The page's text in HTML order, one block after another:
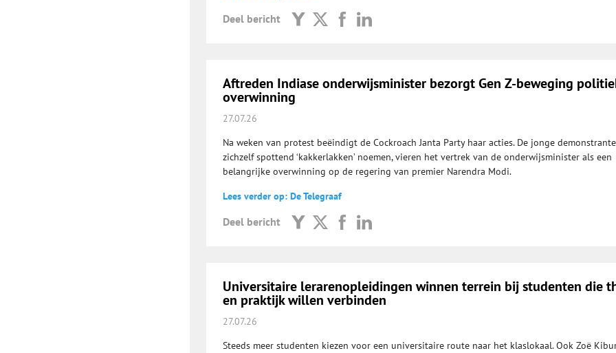
Deel bericht
Aftreden Indiase onderwijsminister bezorgt Gen Z-beweging
overwinning
27.07.26
Na weken van protest beëindigt de Cockroach Janta Party haar acties. De jonge
zichzelf spottend ‘kakkerlakken’ noemen, vieren het vertrek van de onderwijsminister als een
belangrijke overwinning op de regering van premier Narendra Modi.
Lees verder op: De Telegraaf
Deel bericht
Universitaire lerarenopleidingen winnen terrein bij studenten die
en praktijk willen verbinden
27.07.26
Steeds meer studenten kiezen voor een universitaire route naar het klaslokaal. Ook Zoë